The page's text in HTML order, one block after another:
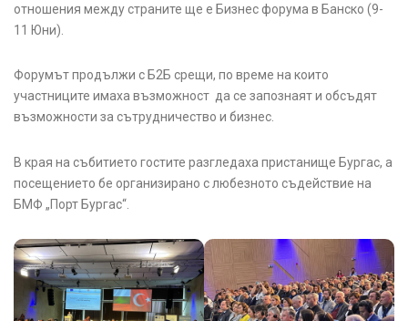
отношения между страните ще е Бизнес форума в Банско (9-
11 Юни).
Форумът продължи с Б2Б срещи, по време на които
участниците имаха възможност да се запознаят и обсъдят
възможности за сътрудничество и бизнес.
В края на събитието гостите разгледаха пристанище Бургас, а
посещението бе организирано с любезното съдействие на
БМФ „Порт Бургас“.